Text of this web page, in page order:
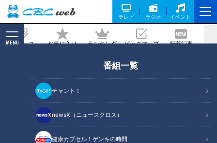
テレビ ラジオ イベント
ニュース お気に入り ランキング ピックアップ 新着記事
MENU
番組一覧
チャント！
newsX（ニュースクロス）
健康カプセル！ゲンキの時間
ツの秋」に知っておきたい健康の知識
記事に戻る